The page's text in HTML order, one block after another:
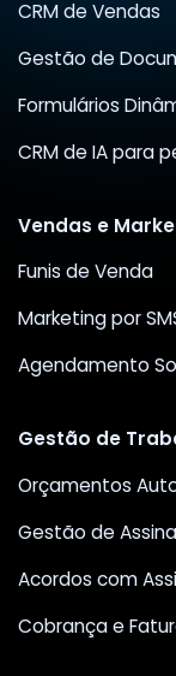
CRM de Vendas
Gestão de
Formulários
CRM de IA para
Vendas e
Funis de Venda
Marketing por
Agendamento
Gestão de
Orçamentos
Gestão de
Acordos com
Cobrança e